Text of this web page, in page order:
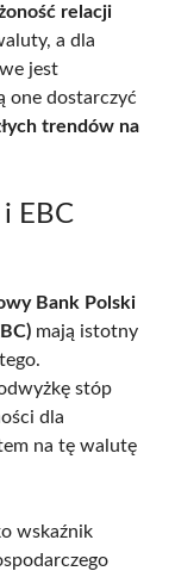
relacji
a dla
jest
one dostarczyć
trendów na
EBC
Bank Polski
mają istotny
stóp
dla
na tę walutę
wskaźnik